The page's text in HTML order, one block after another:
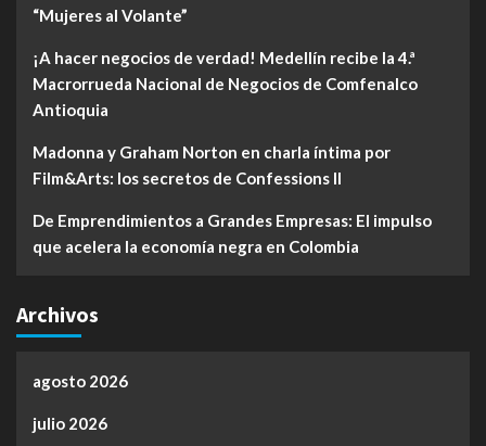
“Mujeres al Volante”
¡A hacer negocios de verdad! Medellín recibe la 4.ª
Macrorrueda Nacional de Negocios de Comfenalco
Antioquia
Madonna y Graham Norton en charla íntima por
Film&Arts: los secretos de Confessions II
De Emprendimientos a Grandes Empresas: El impulso
que acelera la economía negra en Colombia
Archivos
agosto 2026
julio 2026